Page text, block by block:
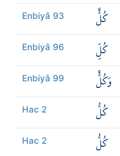
Enbiyâ 93 كُلٌّ
Enbiyâ 96 كُلِّ
Enbiyâ 99 وَكُلٌّ
Hac 2 كُلُّ
Hac 2 كُلُّ